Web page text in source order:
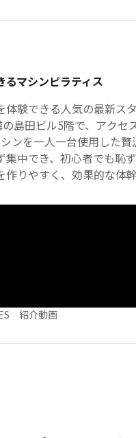
マシンピラティス
験できる人気の最新スタ
島田ビル5階で、アクセ
ンを一人一台使用した贅
中でき、初心者でも恥
りやすく、効果的な体
ん。
紹介動画